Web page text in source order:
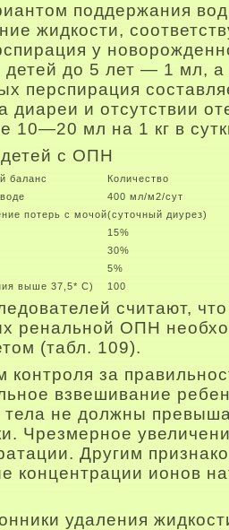
поддержания
жидкости,
у
детей до 5 лет — 1 мл,
перспирация
диареи и отсутствии
10—20 мл на 1 кг в
с ОПН
баланс
Количество
400 мл/м2/сут
потерь с мочой(суточный диурез)
15%
30%
5%
выше 37,5* С)
100
считают,
ренальной ОПН
(табл. 109).
за
взвешивание
тела не должны
Чрезмерное
Другим
концентрации ионов
удаления